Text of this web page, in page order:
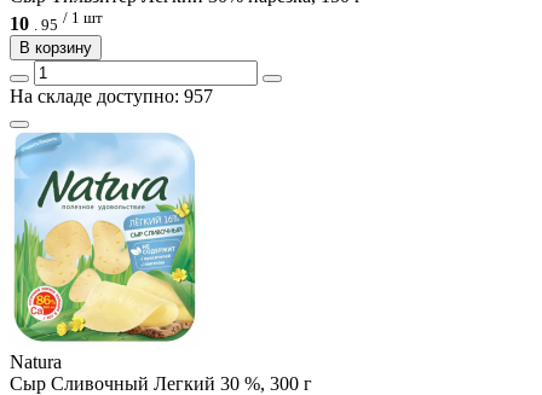
10
95 / 1 шт
В корзину
На складе доступно: 957
Natura
Сыр Сливочный Легкий 30 %, 300 г